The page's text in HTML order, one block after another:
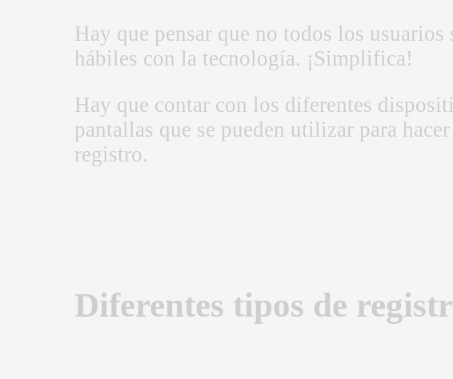
Hay que pensar que no todos los usuarios
hábiles con la tecnología. ¡Simplifica!
Hay que contar con los diferentes
pantallas que se pueden utilizar para
registro.
Diferentes tipos de